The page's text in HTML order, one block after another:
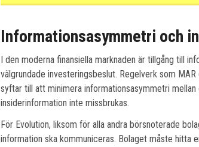
Informationsasymmetri och
I den moderna finansiella marknaden är tillgång till
välgrundade investeringsbeslut. Regelverk som
syftar till att minimera informationsasymmetri
insiderinformation inte missbrukas.
För Evolution, liksom för alla andra börsnoterade
information ska kommuniceras. Bolaget måste hitta